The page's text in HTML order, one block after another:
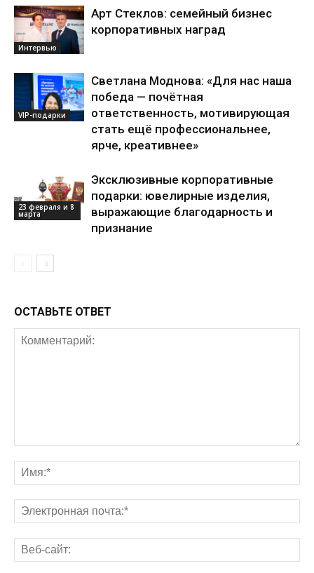
Интервью
Арт Стеклов: семейный бизнес
корпоративных наград
VIP-подарки
Светлана Моднова: «Для нас наша
победа — почётная
ответственность, мотивирующая
стать ещё профессиональнее,
ярче, креативнее»
23 февраля и 8
марта
Эксклюзивные корпоративные
подарки: ювелирные изделия,
выражающие благодарность и
признание
ОСТАВЬТЕ ОТВЕТ